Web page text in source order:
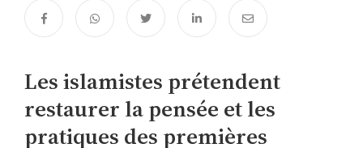
Les islamistes prétendent
restaurer la pensée et les
pratiques des premières